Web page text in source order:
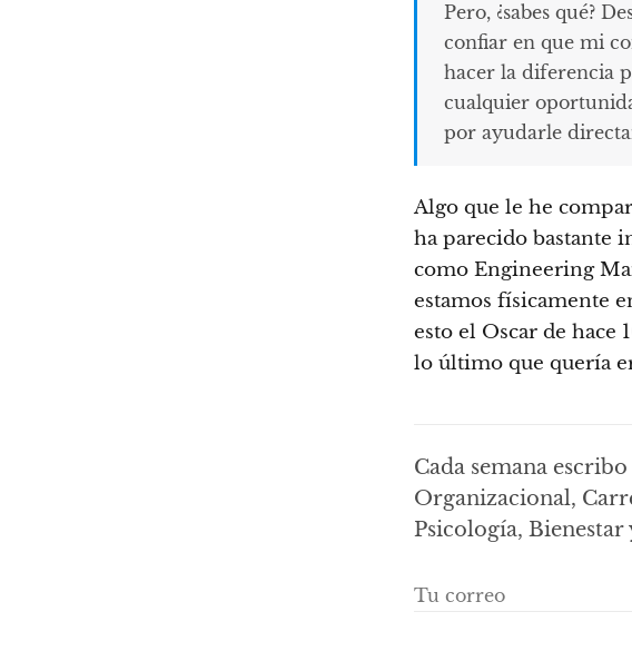
Pero, ¿sabes qué?
confiar en que mi
hacer la diferencia
cualquier
por ayudarle
Algo que le he
ha parecido bastante
como Engineering
estamos físicamente
esto el Oscar de hace
lo último que quería
Cada semana
Organizacional,
Psicología,